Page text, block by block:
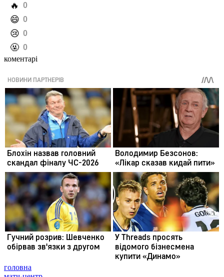
️🔥 0
️😄 0
️😢 0
️🤬 0
коментарі
головна